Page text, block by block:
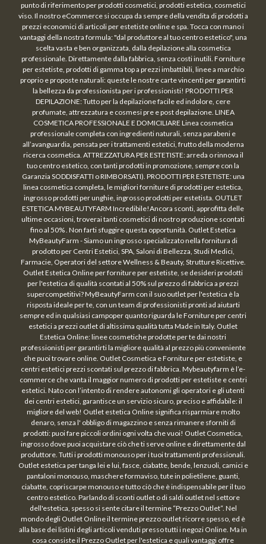
punto di riferimento per prodotti cosmetici, prodotti estetica, cosmetici
viso. Il nostro eCommerce si occupa da sempre della vendita di prodotti a
prezzi economici di articoli per estetiste online e spa. Tocca con mano i
vantaggi della nostra formula: "dal produttore al tuo centro estetico", una
scelta vasta e ben organizzata, dalla depilazione alla cosmetica
professionale. Direttamente dalla fabbrica, senza costi inutili. Forniture
per estetiste, prodotti di gamma top a prezzi imbattibili, linee a marchio
proprio e proposte naturali: queste le nostre carte vincenti per garantirti
la bellezza da professionista per i professionisti! PRODOTTI PER
DEPILAZIONE: Tutto per la depilazione facile ed indolore, cere
profumate, attrezzatura e cosmesi pre e post depilazione. LINEA
COSMETICA PROFESSIONALE E DOMICILIARE Linea cosmetica
professionale completa con ingredienti naturali, senza parabeni e
all’avanguardia, pensata per i trattamenti estetici, frutto della moderna
ricerca cosmetica. ATTREZZATURA PER ESTETISTE: arreda o rinnova il
tuo centro estetico, con tanti prodotti in promozione, sempre con la
Garanzia SODDISFATTI o RIMBORSATI). PRODOTTI PER ESTETISTE: una
linea cosmetica completa, le migliori forniture di prodotti per estetica,
ingrosso prodotti per unghie, ingrosso prodotti per estetista. OUTLET
ESTETICA MYBEAUTYFARM Incredibile!Ancora sconti, approfitta delle
ultime occasioni, troverai tanti cosmetici di nostro produzione scontati
fino al 50% . Non farti sfuggire questa opportunità. Outlet Estetica
MyBeautyFarm - Siamo un ingrosso specializzato nella fornitura di
prodotto per Centri Estetici, SPA, Saloni di Bellezza, Studi Medici,
Farmacie, Operatori del settore Wellness & Beauty, Strutture Ricettive.
Outlet Estetica Online per forniture per estetiste, se desideri prodotti
per l'estetica di qualità scontati al 50% sul prezzo di fabbrica a prezzi
supercompetitivi? MyBeautyFarm con il suo outlet per l'estetica è la
risposta ideale per te, con un team di professionisti pronti ad aiutarti
sempre ed in qualsiasi campoper quanto riguarda le Forniture per centri
estetici a prezzi outlet di altissima qualità tutta Made in Italy. Outlet
Estetica Online: linee cosmetiche prodotte per te dai nostri
professionisti per garantirti la migliore qualità al prezzo più conveniente
che puoi trovare online. Outlet Cosmetica e Forniture per estetiste, e
centri estetici prezzi scontati sul prezzo di fabbrica. Mybeautyfarm è l’e-
commerce che vanta il maggior numero di prodotti per estetiste e centri
estetici. Nato con l’intento di rendere autonomi gli operatori e gli utenti
dei centri estetici, garantisce un servizio sicuro, preciso e affidabile: il
migliore del web! Outlet estetica Online significa risparmiare molto
denaro, senza l' obbligo di magazzino e senza rimanere sforniti di
prodotti: puoi fare piccoli ordini ogni volta che vuoi! Outlet Cosmetica,
ingrosso dove puoi acquistare ciò che ti serve online e direttamente dal
produttore. Tutti i prodotti monouso per i tuoi trattamenti professionali.
Outlet estetica per tanga lei e lui, fasce, ciabatte, bende, lenzuoli, camici e
pantaloni monouso, maschere formaviso, tute in polietilene, guanti,
ciabatte, copriscarpe monouso e tutto ciò che è indispensabile per il tuo
centro estetico. Parlando di sconti outlet o di saldi outlet nel settore
dell'estetica, spesso si sente citare il termine “Prezzo Outlet“. Nel
mondo degli Outlet Online il termine prezzo outlet ricorre spesso, ed è
alla base dei listini degli articoli venduti presso tutti i negozi Online. Ma in
cosa consiste il Prezzo Outlet per l'estetica e quali vantaggi offre